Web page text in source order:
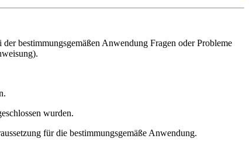
bestimmungsgemäßen Anwendung Fragen oder Probleme
wurden.
für die bestimmungsgemäße Anwendung.